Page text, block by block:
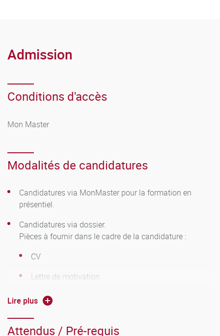
Admission
Conditions d'accès
Mon Master
Modalités de candidatures
Candidatures via MonMaster pour la formation en
présentiel.
Candidatures via dossier.
Pièces à fournir dans le cadre de la candidature :
CV
Lettre de motivation
Relevés de notes
Diplômes obtenus depuis le baccalauréat inclus
Lire plus
Attendus / Pré-requis